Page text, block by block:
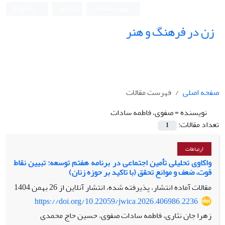
زن در فرهنگ و هنر
صفحه اصلی
فهرست مقالات
نویسنده =صفوی، فاطمه سادات
تعداد مقالات:
1
ارتباطات
واکاوی تحلیلی تأمین اجتماعی در برنامه هفتم توسعه: تبیین نقاط
قوت، ضعف و موانع تحقق (با تاکید بر حوزه زنان)
مقالات آماده انتشار، پذیرفته شده، انتشار آنلاین از26 بهمن 1404
https://doi.org/10.22059/jwica.2026.406986.2236
زهرا جان نثاری، فاطمه سادات صفوی، حسین حاج محمدی